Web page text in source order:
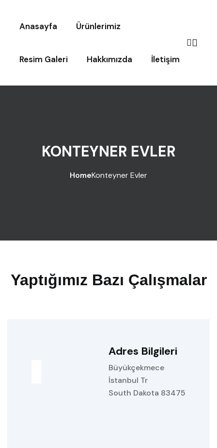
Anasayfa Ürünlerimiz
Resim Galeri Hakkımızda İletişim
KONTEYNER EVLER
HomeKonteyner Evler
Yaptığımız Bazı Çalışmalar
Adres Bilgileri
Büyükçekmece
İstanbul Tr
South Dakota 83475